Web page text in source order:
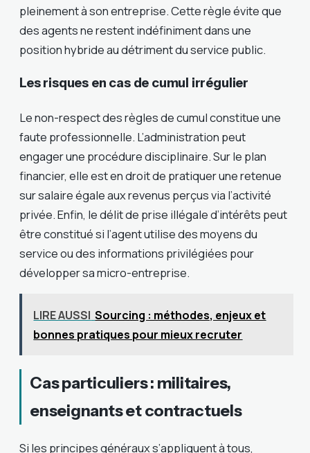
pleinement à son entreprise. Cette règle évite que
des agents ne restent indéfiniment dans une
position hybride au détriment du service public.
Les risques en cas de cumul irrégulier
Le non-respect des règles de cumul constitue une
faute professionnelle. L’administration peut
engager une procédure disciplinaire. Sur le plan
financier, elle est en droit de pratiquer une retenue
sur salaire égale aux revenus perçus via l’activité
privée. Enfin, le délit de prise illégale d’intérêts peut
être constitué si l’agent utilise des moyens du
service ou des informations privilégiées pour
développer sa micro-entreprise.
LIRE AUSSI Sourcing : méthodes, enjeux et
bonnes pratiques pour mieux recruter
Cas particuliers : militaires,
enseignants et contractuels
Si les principes généraux s’appliquent à tous,